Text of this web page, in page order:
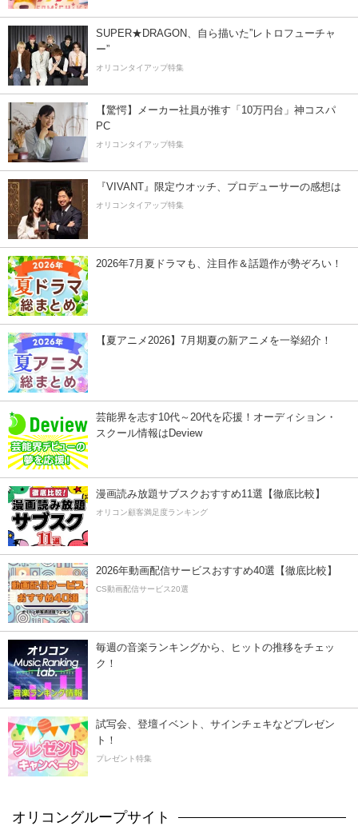
SUPER★DRAGON、自ら描いた”レトロフューチャ
ー”
オリコンタイアップ特集
【驚愕】メーカー社員が推す「10万円台」神コスパ
PC
オリコンタイアップ特集
『VIVANT』限定ウオッチ、プロデューサーの感想は
オリコンタイアップ特集
2026年7月夏ドラマも、注目作＆話題作が勢ぞろい！
【夏アニメ2026】7月期夏の新アニメを一挙紹介！
芸能界を志す10代～20代を応援！オーディション・
スクール情報はDeview
漫画読み放題サブスクおすすめ11選【徹底比較】
オリコン顧客満足度ランキング
2026年動画配信サービスおすすめ40選【徹底比較】
CS動画配信サービス20選
毎週の音楽ランキングから、ヒットの推移をチェッ
ク！
試写会、登壇イベント、サインチェキなどプレゼン
ト！
プレゼント特集
オリコングループサイト